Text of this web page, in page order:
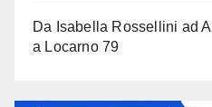
Da Isabella Rossellini ad
a Locarno 79